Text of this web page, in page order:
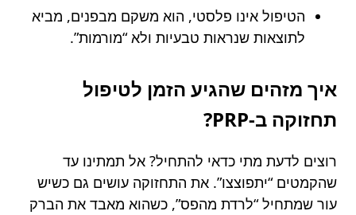
הטיפול אינו פלסטי, הוא משקם מבפנים, מביא
לתוצאות שנראות טבעיות ולא “מורמות”.
איך מזהים שהגיע הזמן לטיפול
תחזוקה ב-PRP?
רוצים לדעת מתי כדאי להתחיל? אל תמתינו עד
שהקמטים “יתפוצצו”. את התחזוקה עושים גם כשיש
עור שמתחיל “לרדת מהפס”, כשהוא מאבד את הברק